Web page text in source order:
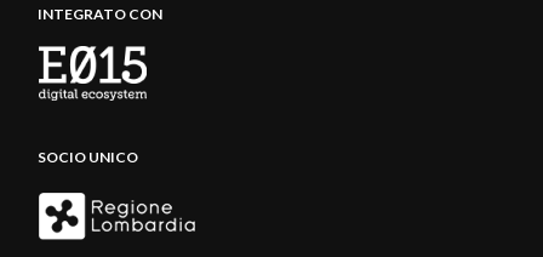
INTEGRATO CON
SOCIO UNICO